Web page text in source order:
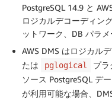
PostgreSQL 14.9 と
ロジカルデコーディン
ットワーク、DB パラ
AWS DMS はロジカル
たは
pglogical
プラ
ソース PostgreSQL デ
が利用可能な場合、